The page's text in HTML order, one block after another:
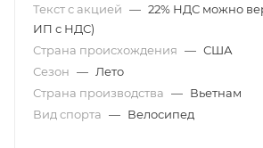
Текст с акцией — 22% НДС можно
ИП с НДС)
Страна происхождения — США
Сезон — Лето
Страна производства — Вьетнам
Вид спорта — Велосипед